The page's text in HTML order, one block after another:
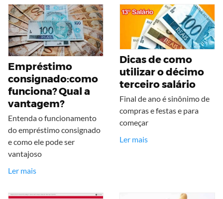
Empréstimo
consignado:como
funciona? Qual a
vantagem?
Entenda o funcionamento
do empréstimo consignado
e como ele pode ser
vantajoso
Ler mais
Dicas de como
utilizar o décimo
terceiro salário
Final de ano é sinônimo de
compras e festas e para
começar
Ler mais